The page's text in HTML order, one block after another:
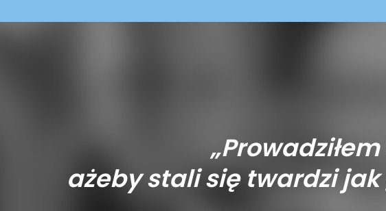
ażeby stali się twardzi